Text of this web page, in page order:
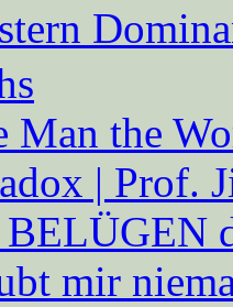
Man the
| Prof.
BELÜGEN
mir